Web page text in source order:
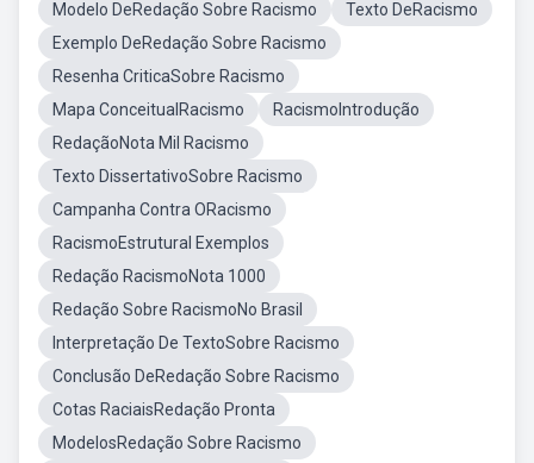
Modelo DeRedação Sobre Racismo
Texto DeRacismo
Exemplo DeRedação Sobre Racismo
Resenha CriticaSobre Racismo
Mapa ConceitualRacismo
RacismoIntrodução
RedaçãoNota Mil Racismo
Texto DissertativoSobre Racismo
Campanha Contra ORacismo
RacismoEstrutural Exemplos
Redação RacismoNota 1000
Redação Sobre RacismoNo Brasil
Interpretação De TextoSobre Racismo
Conclusão DeRedação Sobre Racismo
Cotas RaciaisRedação Pronta
ModelosRedação Sobre Racismo